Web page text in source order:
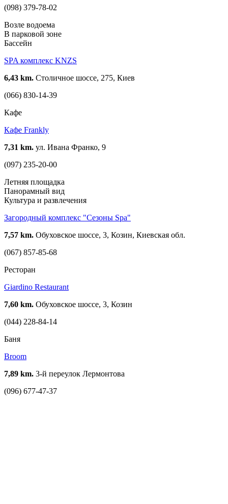
(098) 379-78-02
Возле водоема
В парковой зоне
Бассейн
SPA комплекс KNZS
6,43 km. Столичное шоссе, 275, Киев
(066) 830-14-39
Кафе
Кафе Frankly
7,31 km. ул. Ивана Франко, 9
(097) 235-20-00
Летняя площадка
Панорамный вид
Культура и развлечения
Загородный комплекс "Сезоны Spa"
7,57 km. Обуховское шоссе, 3, Козин, Киевская обл.
(067) 857-85-68
Ресторан
Giardino Restaurant
7,60 km. Обуховское шоссе, 3, Козин
(044) 228-84-14
Баня
Broom
7,89 km. 3-й переулок Лермонтова
(096) 677-47-37